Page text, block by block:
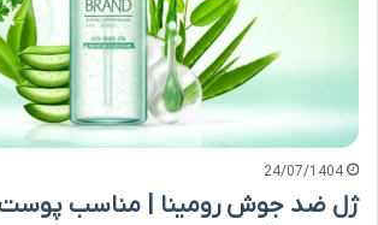
24/07/1404
ژل ضد جوش رومینا | مناسب پوست